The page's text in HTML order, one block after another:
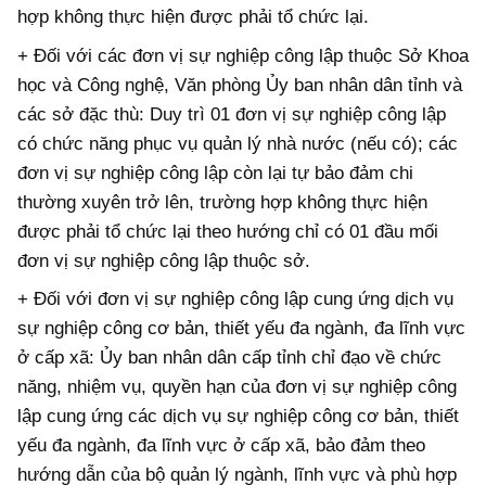
hợp không thực hiện được phải tổ chức lại.
+ Đối với các đơn vị sự nghiệp công lập thuộc Sở Khoa
học và Công nghệ, Văn phòng Ủy ban nhân dân tỉnh và
các sở đặc thù: Duy trì 01 đơn vị sự nghiệp công lập
có chức năng phục vụ quản lý nhà nước (nếu có); các
đơn vị sự nghiệp công lập còn lại tự bảo đảm chi
thường xuyên trở lên, trường hợp không thực hiện
được phải tổ chức lại theo hướng chỉ có 01 đầu mối
đơn vị sự nghiệp công lập thuộc sở.
+ Đối với đơn vị sự nghiệp công lập cung ứng dịch vụ
sự nghiệp công cơ bản, thiết yếu đa ngành, đa lĩnh vực
ở cấp xã: Ủy ban nhân dân cấp tỉnh chỉ đạo về chức
năng, nhiệm vụ, quyền hạn của đơn vị sự nghiệp công
lập cung ứng các dịch vụ sự nghiệp công cơ bản, thiết
yếu đa ngành, đa lĩnh vực ở cấp xã, bảo đảm theo
hướng dẫn của bộ quản lý ngành, lĩnh vực và phù hợp